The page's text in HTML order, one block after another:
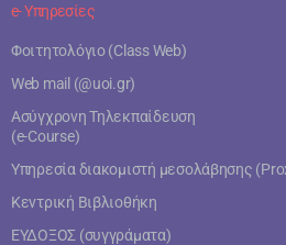
e- Υπηρεσίες
Φοιτητολόγιο (Class Web)
Web mail (@uoi.gr)
Ασύγχρονη Τηλεκπαίδευση
(e-Course)
Υπηρεσία διακομιστή μεσολάβησης
Κεντρική Βιβλιοθήκη
ΕΥΔΟΞΟΣ (συγγράματα)